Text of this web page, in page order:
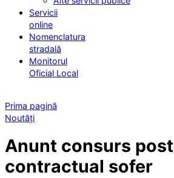
Servicii
online
Nomenclatura
stradală
Monitorul
Oficial Local
Prima pagină
Noutăți
Anunt consurs post
contractual sofer